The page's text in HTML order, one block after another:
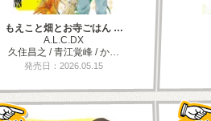
もえこと畑とお寺ごはん …
A.L.C.DX
久住昌之 / 青江覚峰 / か…
発売日：2026.05.15